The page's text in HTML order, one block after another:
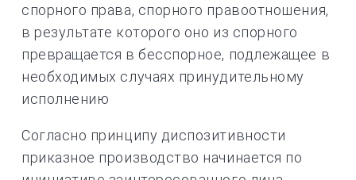
спорного права, спорного правоотношения,
в результате которого оно из спорного
превращается в бесспорное, подлежащее в
необходимых случаях принудительному
исполнению
Согласно принципу диспозитивности
приказное производство начинается по